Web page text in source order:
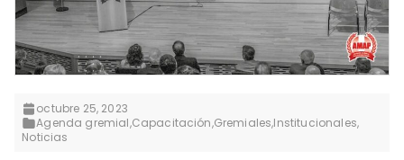
octubre 25, 2023
Agenda gremial,Capacitación,Gremiales,Institucionales,
Noticias